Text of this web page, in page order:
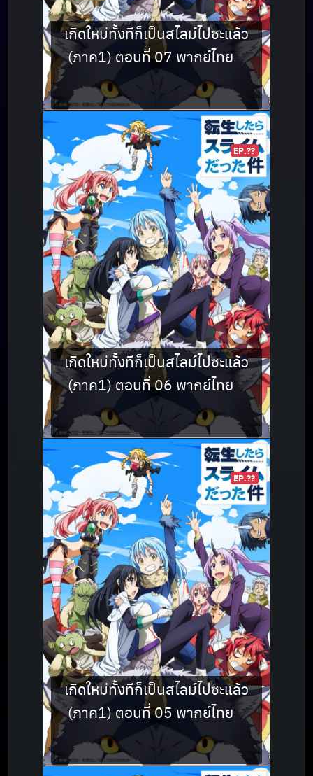
เกิดใหม่ทั้งทีก็เป็นสไลม์ไปซะแล้ว
(ภาค1) ตอนที่ 07 พากย์ไทย
EP.??
เกิดใหม่ทั้งทีก็เป็นสไลม์ไปซะแล้ว
(ภาค1) ตอนที่ 06 พากย์ไทย
EP.??
เกิดใหม่ทั้งทีก็เป็นสไลม์ไปซะแล้ว
(ภาค1) ตอนที่ 05 พากย์ไทย